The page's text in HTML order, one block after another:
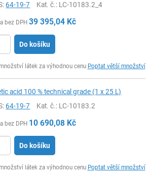
64-19-7 Kat. č.: LC-10183.2_4
bez DPH 39 395,04 Kč
Do košíku
látek za výhodnou cenu Poptat větší množství
acid 100 % technical grade (1 x 25 L)
64-19-7 Kat. č.: LC-10183.2
bez DPH 10 690,08 Kč
Do košíku
látek za výhodnou cenu Poptat větší množství